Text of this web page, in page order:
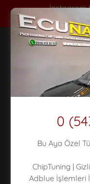
İnstagram
0
Bu Aya Özel
ChipTuning |
Adblue İşlemleri